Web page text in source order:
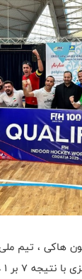
هاکی ، تیم